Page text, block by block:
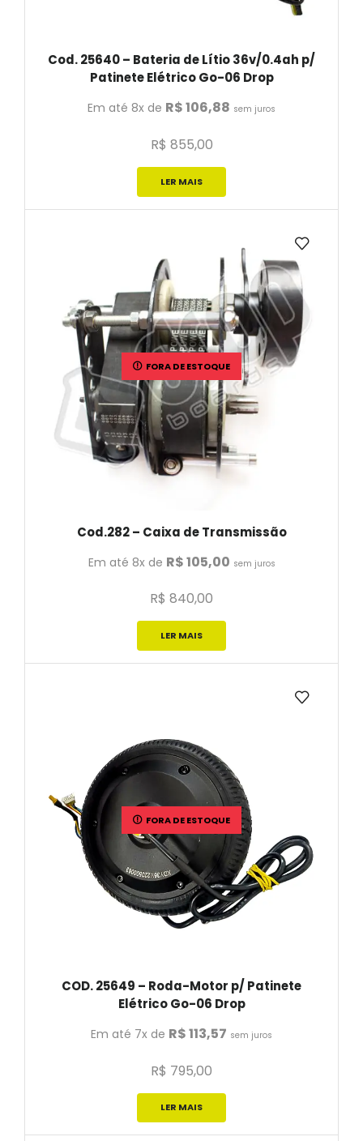
Cod. 25640 – Bateria de Lítio 36v/0.4ah p/
Patinete Elétrico Go-06 Drop
Em até 8x de R$106,88 sem juros
R$ 855,00
LER MAIS
FORA DE ESTOQUE
Cod.282 – Caixa de Transmissão
Em até 8x de R$105,00 sem juros
R$ 840,00
LER MAIS
FORA DE ESTOQUE
COD. 25649 – Roda-Motor p/ Patinete
Elétrico Go-06 Drop
Em até 7x de R$113,57 sem juros
R$ 795,00
LER MAIS